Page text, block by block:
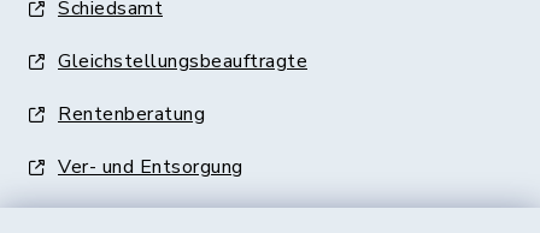
Schiedsamt
Gleichstellungsbeauftragte
Rentenberatung
Ver- und Entsorgung